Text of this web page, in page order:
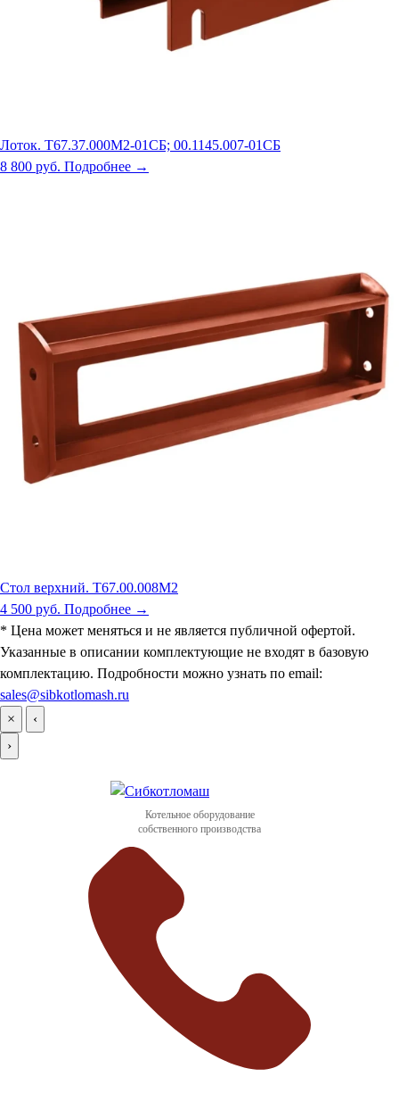
Лоток. Т67.37.000М2-01СБ; 00.1145.007-01СБ
8 800 руб. Подробнее →
Стол верхний. Т67.00.008М2
4 500 руб. Подробнее →
* Цена может меняться и не является публичной офертой.
Указанные в описании комплектующие не входят в базовую
комплектацию. Подробности можно узнать по email:
sales@sibkotlomash.ru
×
‹
›
Котельное оборудование
собственного производства